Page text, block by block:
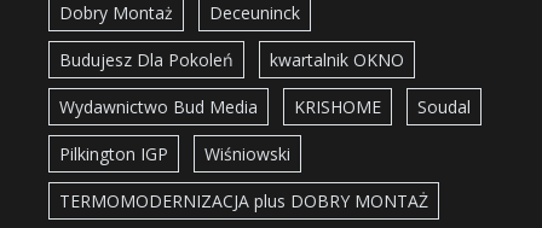
Dobry Montaż Deceuninck
Budujesz Dla Pokoleń kwartalnik OKNO
Wydawnictwo Bud Media KRISHOME Soudal
Pilkington IGP Wiśniowski
TERMOMODERNIZACJA plus DOBRY MONTAŻ